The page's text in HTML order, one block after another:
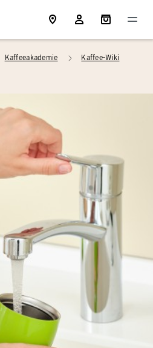
Kaffeeakademie arrow_right Kaffee-Wiki